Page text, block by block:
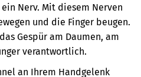
Nerv. Mit diesem Nerven
und die Finger beugen.
Gespür am Daumen, am
verantwortlich.
an Ihrem Handgelenk